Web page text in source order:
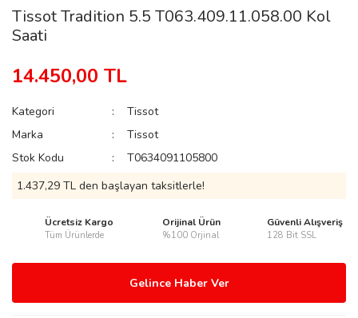
Tissot Tradition 5.5 T063.409.11.058.00 Kol
Saati
14.450,00 TL
Kategori
Tissot
Marka
Tissot
Stok Kodu
T0634091105800
1.437,29 TL den başlayan taksitlerle!
Ücretsiz Kargo
Tüm Ürünlerde
Orijinal Ürün
%100 Orjinal
Güvenli Alışveriş
128 Bit SSL
Gelince Haber Ver